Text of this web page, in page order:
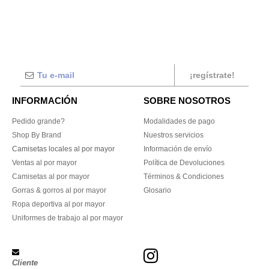
¡regístrate!
INFORMACIÓN
Pedido grande?
Shop By Brand
Camisetas locales al por mayor
Ventas al por mayor
Camisetas al por mayor
Gorras & gorros al por mayor
Ropa deportiva al por mayor
Uniformes de trabajo al por mayor
SOBRE NOSOTROS
Modalidades de pago
Nuestros servicios
Información de envío
Política de Devoluciones
Términos & Condiciones
Glosario
Cliente